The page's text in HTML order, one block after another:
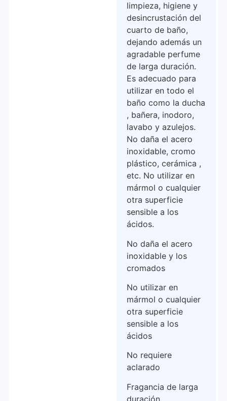
limpieza, higiene y
desincrustación del
cuarto de baño,
dejando además un
agradable perfume
de larga duración.
Es adecuado para
utilizar en todo el
baño como la ducha
, bañera, inodoro,
lavabo y azulejos.
No daña el acero
inoxidable, cromo
plástico, cerámica ,
etc. No utilizar en
mármol o cualquier
otra superficie
sensible a los
ácidos.
No daña el acero
inoxidable y los
cromados
No utilizar en
mármol o cualquier
otra superficie
sensible a los
ácidos
No requiere
aclarado
Fragancia de larga
duración